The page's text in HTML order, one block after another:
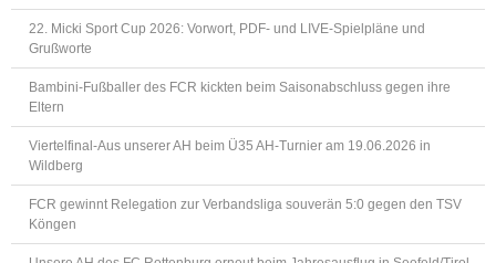
22. Micki Sport Cup 2026: Vorwort, PDF- und LIVE-Spielpläne und
Grußworte
Bambini-Fußballer des FCR kickten beim Saisonabschluss gegen ihre
Eltern
Viertelfinal-Aus unserer AH beim Ü35 AH-Turnier am 19.06.2026 in
Wildberg
FCR gewinnt Relegation zur Verbandsliga souverän 5:0 gegen den TSV
Köngen